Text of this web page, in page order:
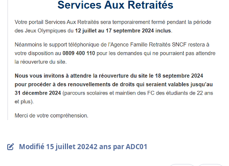
Modifié 15 juillet 20242 ans par ADC01